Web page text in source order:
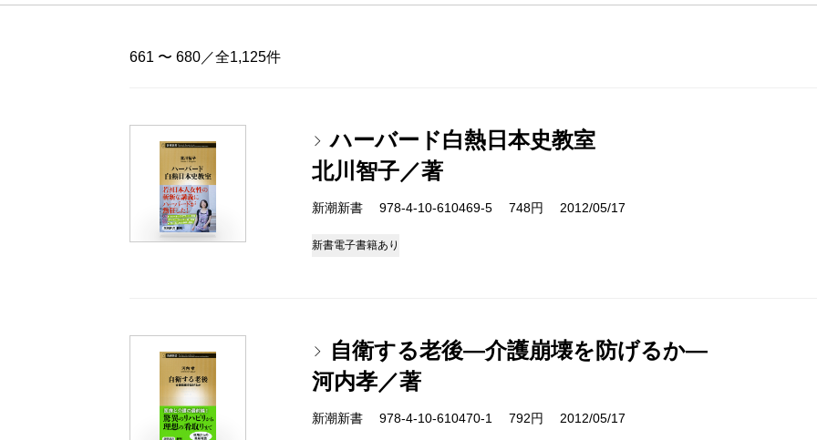
661 〜 680／全1,125件
ハーバード白熱日本史教室
北川智子／著
新潮新書 978-4-10-610469-5 748円 2012/05/17
新書電子書籍あり
自衛する老後―介護崩壊を防げるか―
河内孝／著
新潮新書 978-4-10-610470-1 792円 2012/05/17